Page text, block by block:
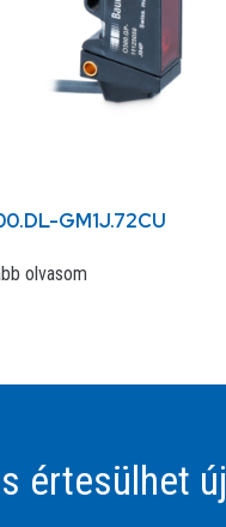
GM1J.72CU
olvasom
értesülhet